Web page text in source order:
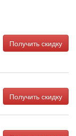
Получить скидку
Получить скидку